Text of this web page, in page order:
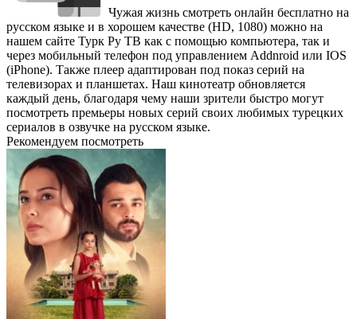
Чужая жизнь смотреть онлайн бесплатно на
русском языке и в хорошем качестве (HD, 1080) можно на
нашем сайте Турк Ру ТВ как с помощью компьютера, так и
через мобильный телефон под управлением Addnroid или IOS
(iPhone). Также плеер адаптирован под показ серий на
телевизорах и планшетах. Наш кинотеатр обновляется
каждый день, благодаря чему наши зрители быстро могут
посмотреть премьеры новых серий своих любимых турецких
сериалов в озвучке на русском языке.
Рекомендуем посмотреть